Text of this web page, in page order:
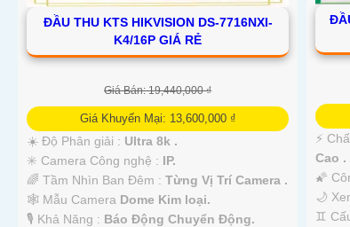
ĐẦU THU KTS HIKVISION DS-7716NXI-
K4/16P GIÁ RẺ
Giá Bán: 19,440,000 ₫
Giá Khuyến Mại: 13,600,000 ₫
☀️ Độ Phân giải : Ultra 8k .
✳️ Camera Công nghệ : IP.
🌈 Tầm Nhìn Ban Đêm : Từng Vị Trí Camera .
🕸️ Mẫu Camera Dome Kim loại.
️🎙 Khả Năng : Báo Động Chuyển Động.
️⚡
Cao .
🌠
🌙
♊